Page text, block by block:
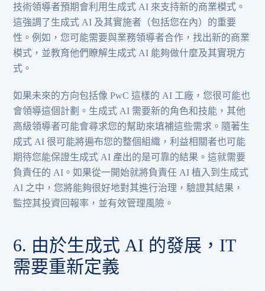
技術領導者預期會利用生成式 AI 來支持新的商業模式。
這強調了生成式 AI 及其實施者（包括您在內）的重要
性。例如，您可能需要與業務領導者合作，找出新的商業
模式，並教育他們瞭解生成式 AI 能夠做什麼及其實現方
式。
如果未來的方向包括像 PwC 這樣的 AI 工廠，您很可能也
會領導這個計劃。生成式 AI 需要新的角色和技能，其他
高級領導者可能會尋求您的幫助來填補這些需求。隨著生
成式 AI 很可能將遍布您的整個組織，利益相關者也可能
期待您能保證生成式 AI 產出的是可靠的結果。這就需要
負責任的 AI。如果從一開始就將負責任 AI 植入到生成式
AI 之中，您將能夠很好地對其進行治理，驗證其結果，
監控其投資回報率，並有效管理風險。
6. 由於生成式 AI 的發展，IT
需要重新定義